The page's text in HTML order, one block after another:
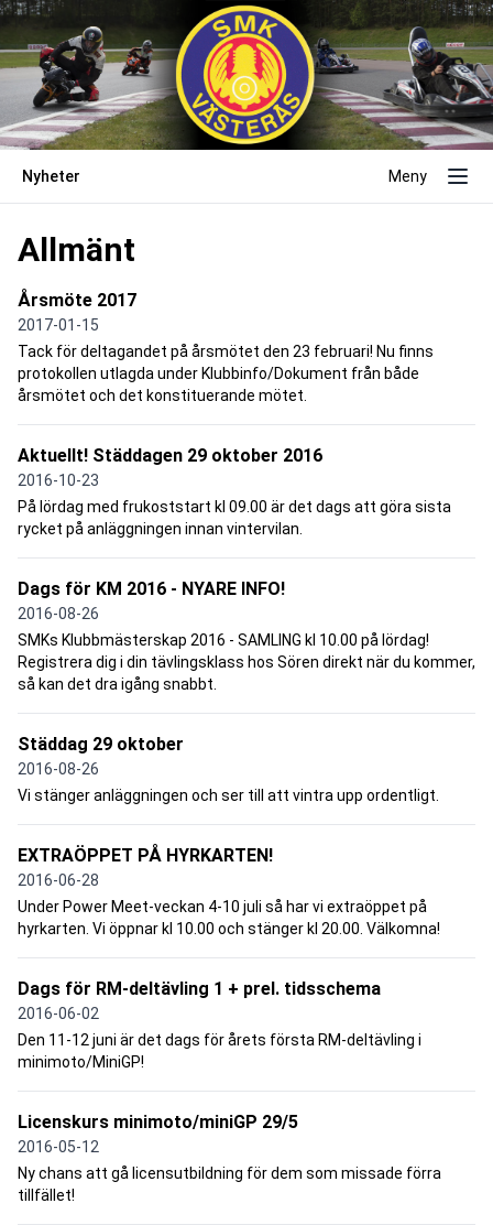
Nyheter Meny
Allmänt
Årsmöte 2017
2017-01-15
Tack för deltagandet på årsmötet den 23 februari! Nu finns
protokollen utlagda under Klubbinfo/Dokument från både
årsmötet och det konstituerande mötet.
Aktuellt! Städdagen 29 oktober 2016
2016-10-23
På lördag med frukoststart kl 09.00 är det dags att göra sista
rycket på anläggningen innan vintervilan.
Dags för KM 2016 - NYARE INFO!
2016-08-26
SMKs Klubbmästerskap 2016 - SAMLING kl 10.00 på lördag!
Registrera dig i din tävlingsklass hos Sören direkt när du kommer,
så kan det dra igång snabbt.
Städdag 29 oktober
2016-08-26
Vi stänger anläggningen och ser till att vintra upp ordentligt.
EXTRAÖPPET PÅ HYRKARTEN!
2016-06-28
Under Power Meet-veckan 4-10 juli så har vi extraöppet på
hyrkarten. Vi öppnar kl 10.00 och stänger kl 20.00. Välkomna!
Dags för RM-deltävling 1 + prel. tidsschema
2016-06-02
Den 11-12 juni är det dags för årets första RM-deltävling i
minimoto/MiniGP!
Licenskurs minimoto/miniGP 29/5
2016-05-12
Ny chans att gå licensutbildning för dem som missade förra
tillfället!